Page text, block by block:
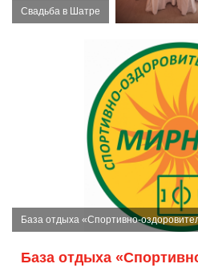
Свадьба в Шатре
База отдыха «Спортивно-
База отдыха